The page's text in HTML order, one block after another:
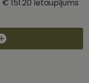
€ 151.20 Ietaupījums